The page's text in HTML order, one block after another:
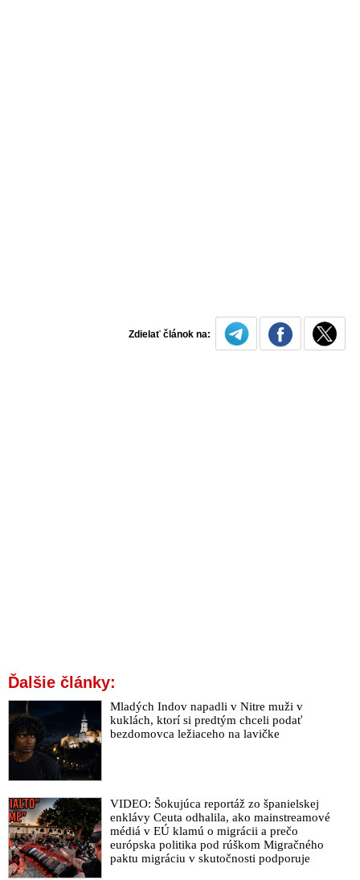
Zdielať článok na:
Ďalšie články:
Mladých Indov napadli v Nitre muži v
kuklách, ktorí si predtým chceli podať
bezdomovca ležiaceho na lavičke
VIDEO: Šokujúca reportáž zo španielskej
enklávy Ceuta odhalila, ako mainstreamové
médiá v EÚ klamú o migrácii a prečo
európska politika pod rúškom Migračného
paktu migráciu v skutočnosti podporuje